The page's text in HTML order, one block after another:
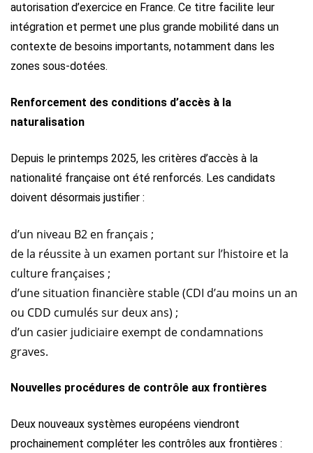
autorisation d’exercice en France. Ce titre facilite leur
intégration et permet une plus grande mobilité dans un
contexte de besoins importants, notamment dans les
zones sous-dotées.
Renforcement des conditions d’accès à la
naturalisation
Depuis le printemps 2025, les critères d’accès à la
nationalité française ont été renforcés. Les candidats
doivent désormais justifier :
d’un niveau B2 en français ;
de la réussite à un examen portant sur l’histoire et la
culture françaises ;
d’une situation financière stable (CDI d’au moins un an
ou CDD cumulés sur deux ans) ;
d’un casier judiciaire exempt de condamnations
graves.
Nouvelles procédures de contrôle aux frontières
Deux nouveaux systèmes européens viendront
prochainement compléter les contrôles aux frontières :